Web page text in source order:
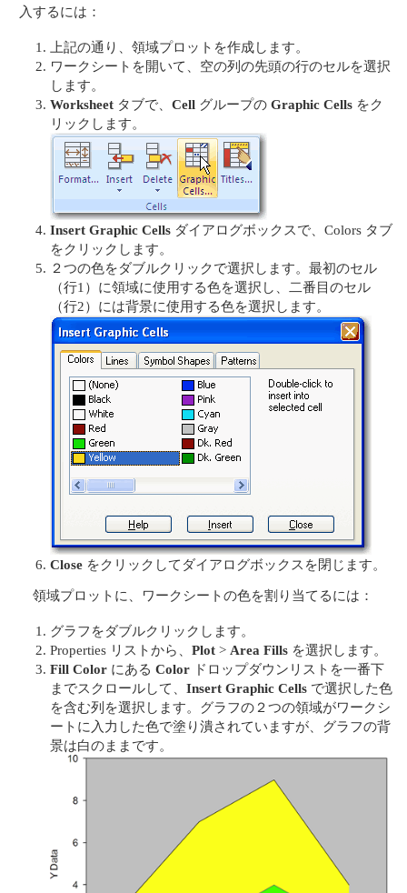
入するには：
上記の通り、領域プロットを作成します。
ワークシートを開いて、空の列の先頭の行のセルを選択
します。
Worksheet タブで、 Cell グループの Graphic Cells をク
リックします。
Insert Graphic Cells ダイアログボックスで、Colors タブ
をクリックします。
２つの色をダブルクリックで選択します。最初のセル
（行1）に領域に使用する色を選択し、二番目のセル
（行2）には背景に使用する色を選択します。
Close をクリックしてダイアログボックスを閉じます。
領域プロットに、ワークシートの色を割り当てるには：
グラフをダブルクリックします。
Properties リストから、 Plot > Area Fills を選択します。
Fill Color にある Color ドロップダウンリストを一番下
までスクロールして、 Insert Graphic Cells で選択した色
を含む列を選択します。グラフの２つの領域がワークシ
ートに入力した色で塗り潰されていますが、グラフの背
景は白のままです。